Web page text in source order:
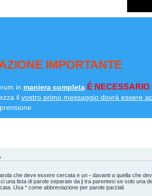
IMPORTANTE
in maniera completa É
il vostro primo messaggio dovrà essere
che deve essere cercata e un - davanti a quella che
una lista di parole separate da | tra parentesi se solo una
Usa * come abbreviazione per parole parziali.